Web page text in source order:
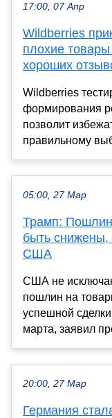
17:00, 07 Апр
Wildberries
плохие
хороших
Wildberries
формирования
позволит
правильному
05:00, 27 Мар
Трамп:
быть снижены,
США
США не
пошлин на
успешной
марта, заявил
20:00, 27 Мар
Германия